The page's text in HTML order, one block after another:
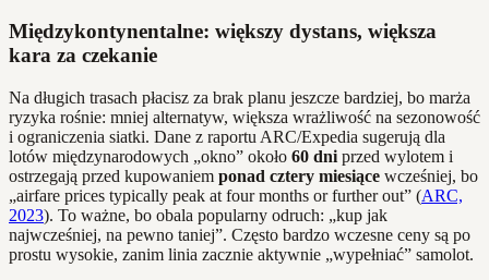
Międzykontynentalne: większy dystans, większa
kara za czekanie
Na długich trasach płacisz za brak planu jeszcze bardziej, bo marża
ryzyka rośnie: mniej alternatyw, większa wrażliwość na sezonowość
i ograniczenia siatki. Dane z raportu ARC/Expedia sugerują dla
lotów międzynarodowych „okno” około 60 dni przed wylotem i
ostrzegają przed kupowaniem ponad cztery miesiące wcześniej, bo
„airfare prices typically peak at four months or further out” (ARC,
2023). To ważne, bo obala popularny odruch: „kup jak
najwcześniej, na pewno taniej”. Często bardzo wczesne ceny są po
prostu wysokie, zanim linia zacznie aktywnie „wypełniać” samolot.